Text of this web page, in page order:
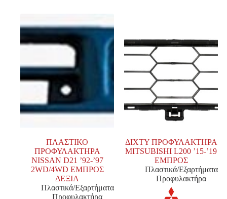
ΠΛΑΣΤΙΚΟ
ΠΡΟΦΥΛΑΚΤΗΡΑ
NISSAN D21 ’92-’97
2WD/4WD ΕΜΠΡΟΣ
ΔΕΞΙΑ
Πλαστικά/Εξαρτήματα
Προφυλακτήρα
ΔΙΧΤΥ ΠΡΟΦΥΛΑΚΤΗΡΑ
MITSUBISHI L200 ’15-’19
ΕΜΠΡΟΣ
Πλαστικά/Εξαρτήματα
Προφυλακτήρα